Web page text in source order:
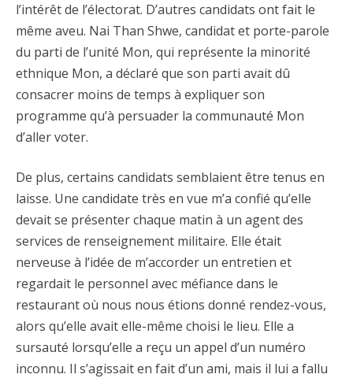
l’intérêt de l’électorat. D’autres candidats ont fait le
même aveu. Nai Than Shwe, candidat et porte-parole
du parti de l’unité Mon, qui représente la minorité
ethnique Mon, a déclaré que son parti avait dû
consacrer moins de temps à expliquer son
programme qu’à persuader la communauté Mon
d’aller voter.
De plus, certains candidats semblaient être tenus en
laisse. Une candidate très en vue m’a confié qu’elle
devait se présenter chaque matin à un agent des
services de renseignement militaire. Elle était
nerveuse à l’idée de m’accorder un entretien et
regardait le personnel avec méfiance dans le
restaurant où nous nous étions donné rendez-vous,
alors qu’elle avait elle-même choisi le lieu. Elle a
sursauté lorsqu’elle a reçu un appel d’un numéro
inconnu. Il s’agissait en fait d’un ami, mais il lui a fallu